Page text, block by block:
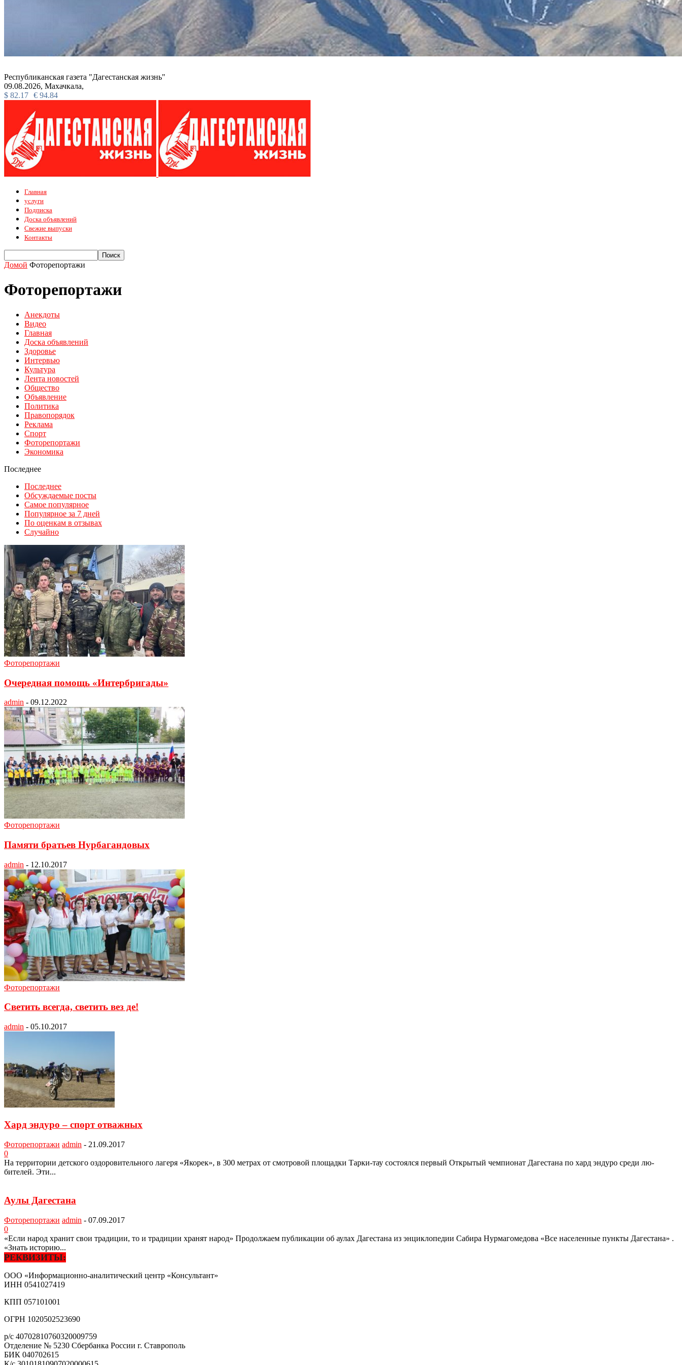
Республиканская газета "Дагестанская жизнь"
09.08.2026, Махачкала,
$ 82.17 € 94.84
Главная
услуги
Подписка
Доска объявлений
Свежие выпуски
Контакты
Домой Фоторепортажи
Фоторепортажи
Анекдоты
Видео
Главная
Доска объявлений
Здоровье
Интервью
Культура
Лента новостей
Общество
Объявление
Политика
Правопорядок
Реклама
Спорт
Фоторепортажи
Экономика
Последнее
Последнее
Обсуждаемые посты
Самое популярное
Популярное за 7 дней
По оценкам в отзывах
Случайно
Фоторепортажи
Очередная помощь «Интербригады»
admin - 09.12.2022
Фоторепортажи
Памяти братьев Нурбагандовых
admin - 12.10.2017
Фоторепортажи
Светить всегда, светить вез де!
admin - 05.10.2017
Хард эндуро – спорт отважных
Фоторепортажи admin - 21.09.2017
0
На территории детского оздорови­тельного лагеря «Якорек», в 300 метрах от смотровой площадки Тарки-тау со­стоялся первый Открытый чемпионат Дагестана по хард эндуро среди лю­
бителей. Эти...
Аулы Дагестана
Фоторепортажи admin - 07.09.2017
0
«Если народ хранит свои традиции, то и традиции хранят народ» Продолжаем публикации об аулах Дагестана из энциклопедии Сабира Нурмагомедова «Все населенные пункты Дагестана» .
«Знать историю...
РЕКВИЗИТЫ:
ООО «Информационно-аналитический центр «Консультант»
ИНН 0541027419
КПП 057101001
ОГРН 1020502523690
р/с 40702810760320009759
Отделение № 5230 Сбербанка России г. Ставрополь
БИК 040702615